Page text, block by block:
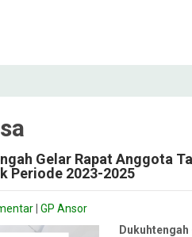
Gelar Rapat Anggota
Periode 2023-2025
GP Ansor
Dukuhtengah